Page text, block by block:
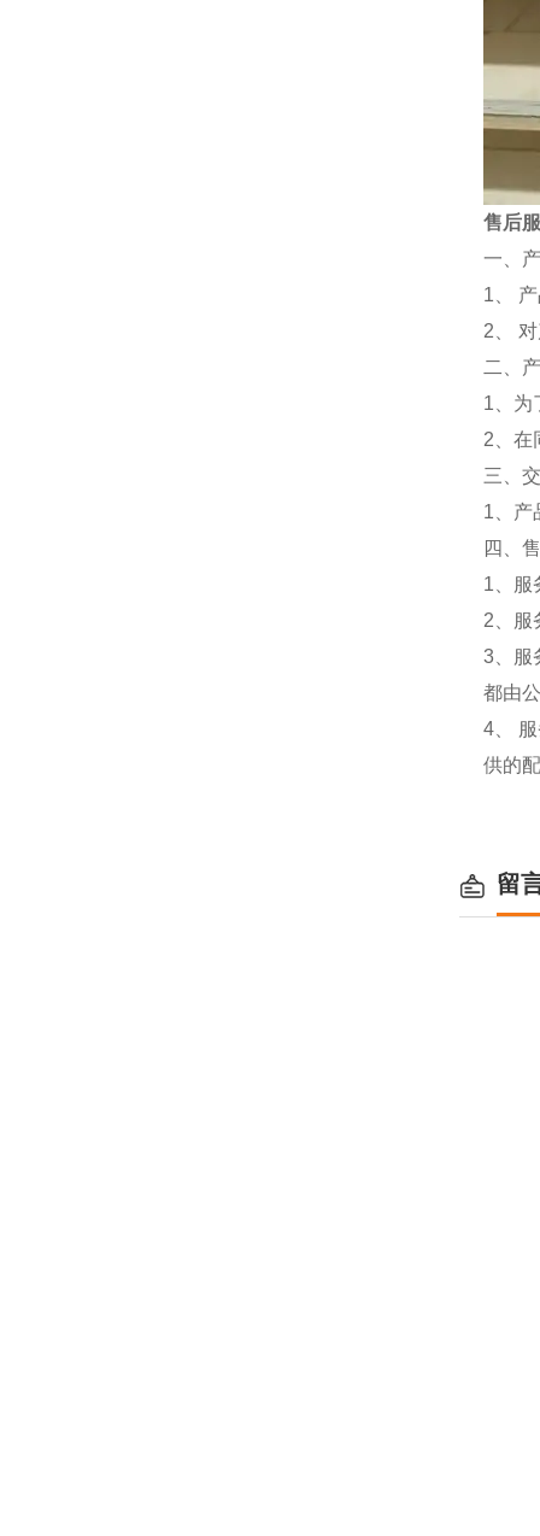
售后
一、
1、
2、
二、
1、为
2、在
三、
1、产
四、
1、服
2、服
3、服
都由
4、
供的
留